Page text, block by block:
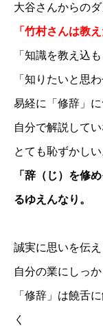
大谷さんからの
「竹村さんは教
「知識を教え込
「知りたいと思
易経に「修辞」に
自分で解説して
とても恥ずかしい
「辞（じ）を修
るゆえんなり。
（
誠実に思いを伝
自分の業にしっ
「修辞」は饒舌
く